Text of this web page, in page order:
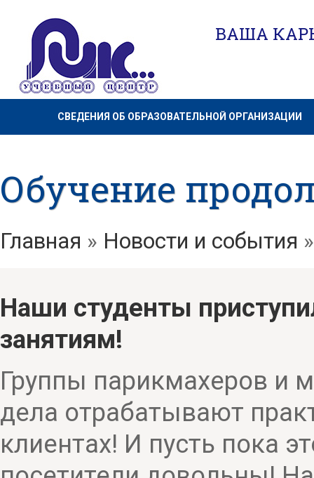
ВАША
СВЕДЕНИЯ ОБ ОБРАЗОВАТЕЛЬНОЙ ОРГАНИЗАЦИИ
Обучение
Главная » Новости и события
Наши студенты
занятиям!
Группы парикмахеров и
дела отрабатывают
клиентах! И пусть пока